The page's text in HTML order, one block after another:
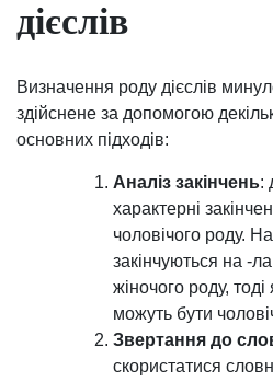
дієслів
Визначення роду дієслів
здійснене за допомогою
основних підходів:
Аналіз закінчень:
характерні
чоловічого роду.
закінчуються на -
жіночого роду,
можуть бути
Звертання до
скористатися